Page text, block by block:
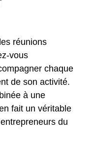
réunions
vous
chaque
de son activité.
à une
fait un véritable
du